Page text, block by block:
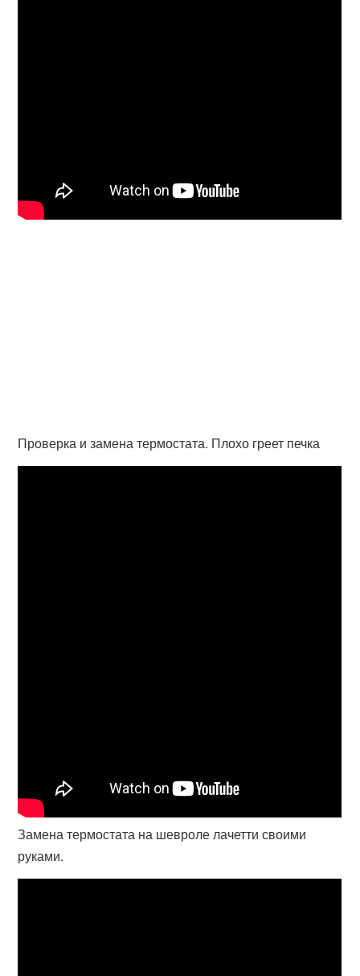
Проверка и замена термостата. Плохо греет печка
Замена термостата на шевроле лачетти своими
руками.